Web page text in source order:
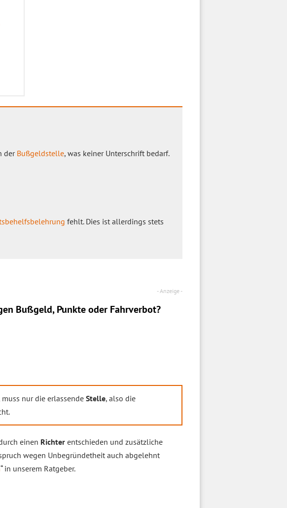
der Bußgeldstelle, was keiner Unterschrift bedarf.
fehlt. Dies ist allerdings stets
Bußgeld, Punkte oder Fahrverbot?
nur die erlassende Stelle, also die
einen Richter entschieden und zusätzliche
wegen Unbegründetheit auch abgelehnt
“ in unserem Ratgeber.